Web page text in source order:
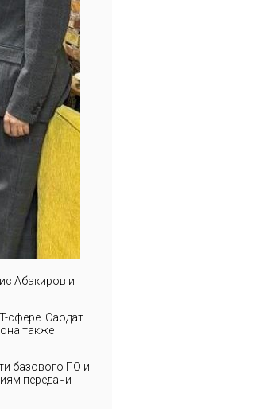
Абакиров и
сфере. Саодат
также
базового ПО и
передачи